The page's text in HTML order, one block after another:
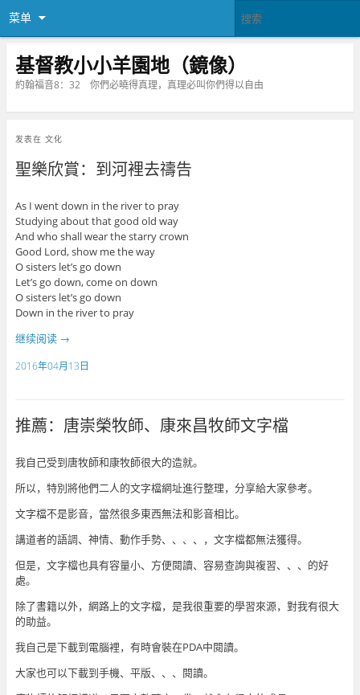
菜单
基督教小小羊園地（鏡像）
約翰福音8：32 你們必曉得真理，真理必叫你們得以自由
发表在 文化
聖樂欣賞：到河裡去禱告
As I went down in the river to pray
Studying about that good old way
And who shall wear the starry crown
Good Lord, show me the way
O sisters let’s go down
Let’s go down, come on down
O sisters let’s go down
Down in the river to pray
继续阅读 →
2016年04月13日
推薦：唐崇榮牧師、康來昌牧師文字檔
我自己受到唐牧師和康牧師很大的造就。
所以，特別將他們二人的文字檔網址進行整理，分享給大家參考。
文字檔不是影音，當然很多東西無法和影音相比。
講道者的語調、神情、動作手勢、、、、，文字檔都無法獲得。
但是，文字檔也具有容量小、方便閱讀、容易查詢與複習、、、的好
處。
除了書籍以外，網路上的文字檔，是我很重要的學習來源，對我有很大
的助益。
我自己是下載到電腦裡，有時會裝在PDA中閱讀。
大家也可以下載到手機、平版、、、閱讀。